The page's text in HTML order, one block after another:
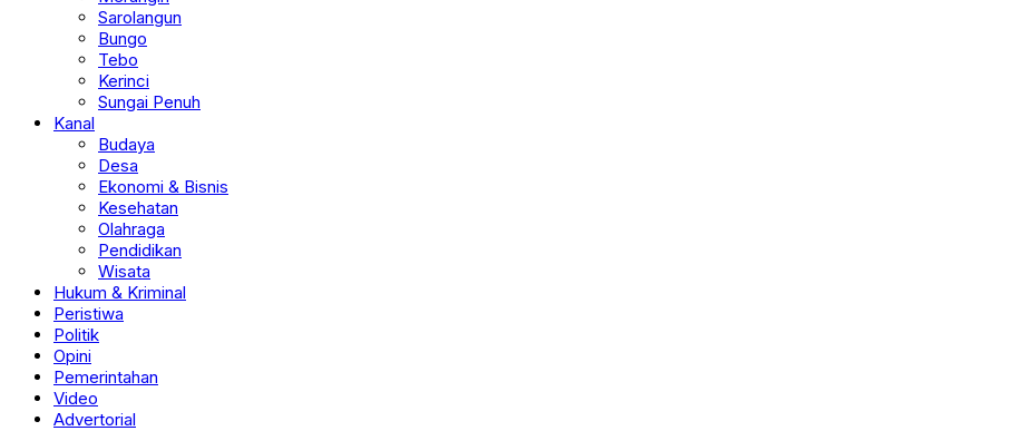
Sarolangun
Bungo
Tebo
Kerinci
Sungai Penuh
Kanal
Budaya
Desa
Ekonomi & Bisnis
Kesehatan
Olahraga
Pendidikan
Wisata
Hukum & Kriminal
Peristiwa
Politik
Opini
Pemerintahan
Video
Advertorial